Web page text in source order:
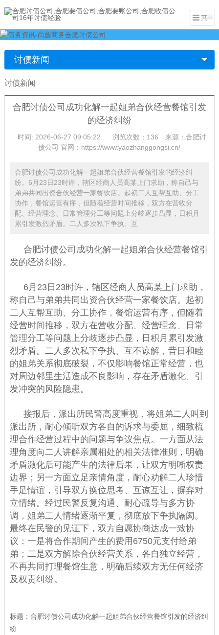
讨债新闻
讨债新闻
合肥讨债公司成功化解一起姐弟合伙经营餐馆引发
的经济纠纷
时间: 2026-06-27 09:05:22 浏览次数：136
来源：合肥讨
债公司 官网：https://www.yaozhanggongsi.cn/
合肥讨债公司成功化解一起姐弟合伙经营餐馆引发的经济纠
纷。6月23日23时许，辖区经商人员高某上门求助，称自己与
弟弟共同出资合伙经营一家餐饮店。起初二人互帮互助、分工
协作，餐馆运营有序，但随着经营时间推移，双方在营收分
配、经营理念、日常管理分工等问题上分歧逐步凸显，日积月
累引发激烈矛盾。二人多次私下争执、互
合肥讨债公司 成功化解一起姐弟合伙经营餐馆引
发的经济纠纷。
6月23日23时许，辖区经商人员高某上门求助，
称自己与弟弟共同出资合伙经营一家餐饮店。起初
二人互帮互助、分工协作，餐馆运营有序，但随着
经营时间推移，双方在营收分配、经营理念、日常
管理分工等问题上分歧逐步凸显，日积月累引发激
烈矛盾。二人多次私下争执、互不谅解，昔日和睦
的姐弟关系彻底破裂，不仅影响餐馆正常经营，也
对周边邻里生活造成不良影响，存在矛盾激化、引
发冲突的风险隐患。
接报后，派出所民警高度重视，将姐弟二人叫到
派出所，耐心倾听双方各自的诉求与委屈，细致梳
理合作经营过程中的问题与争议焦点。一方面从法
理角度向二人讲解亲属相处的相关法律准则，明确
矛盾激化后可能产生的法律后果，让双方明晰权责
边界；另一方面立足亲情角度，耐心劝解二人珍惜
手足情谊，引导双方换位思考、互谅互让，摒弃对
立情绪。经过民警反复沟通、耐心疏导与多方协
调，姐弟二人情绪逐渐平复，彻底放下争执隔阂。
最终在民警的见证下，双方自愿协商达成一致协
议：一是将合作期间产生的费用6750元支付给弟
弟；二是双方解除合伙经营关系，各自独立经营，
不再共同打理餐馆生意，明确后续双方无任何经济
及权责纠纷。
标题： 合肥讨债公司成功化解一起姐弟合伙经营餐馆引发的经济纠
纷